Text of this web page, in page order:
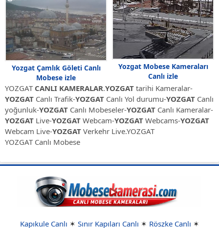
Yozgat Çamlık Göleti Canlı
Mobese izle
Yozgat Mobese Kameraları
Canlı izle
YOZGAT CANLI KAMERALAR.YOZGAT tarihi Kameralar-
YOZGAT Canlı Trafik-YOZGAT Canlı Yol durumu-YOZGAT Canlı
yoğunluk-YOZGAT Canlı Mobeseler-YOZGAT Canlı Kameralar-
YOZGAT Live-YOZGAT Webcam-YOZGAT Webcams-YOZGAT
Webcam Live-YOZGAT Verkehr Live.YOZGAT
YOZGAT Canlı Mobese
Kapıkule Canlı ✶ Sınır Kapıları Canlı ✶ Röszke Canlı ✶